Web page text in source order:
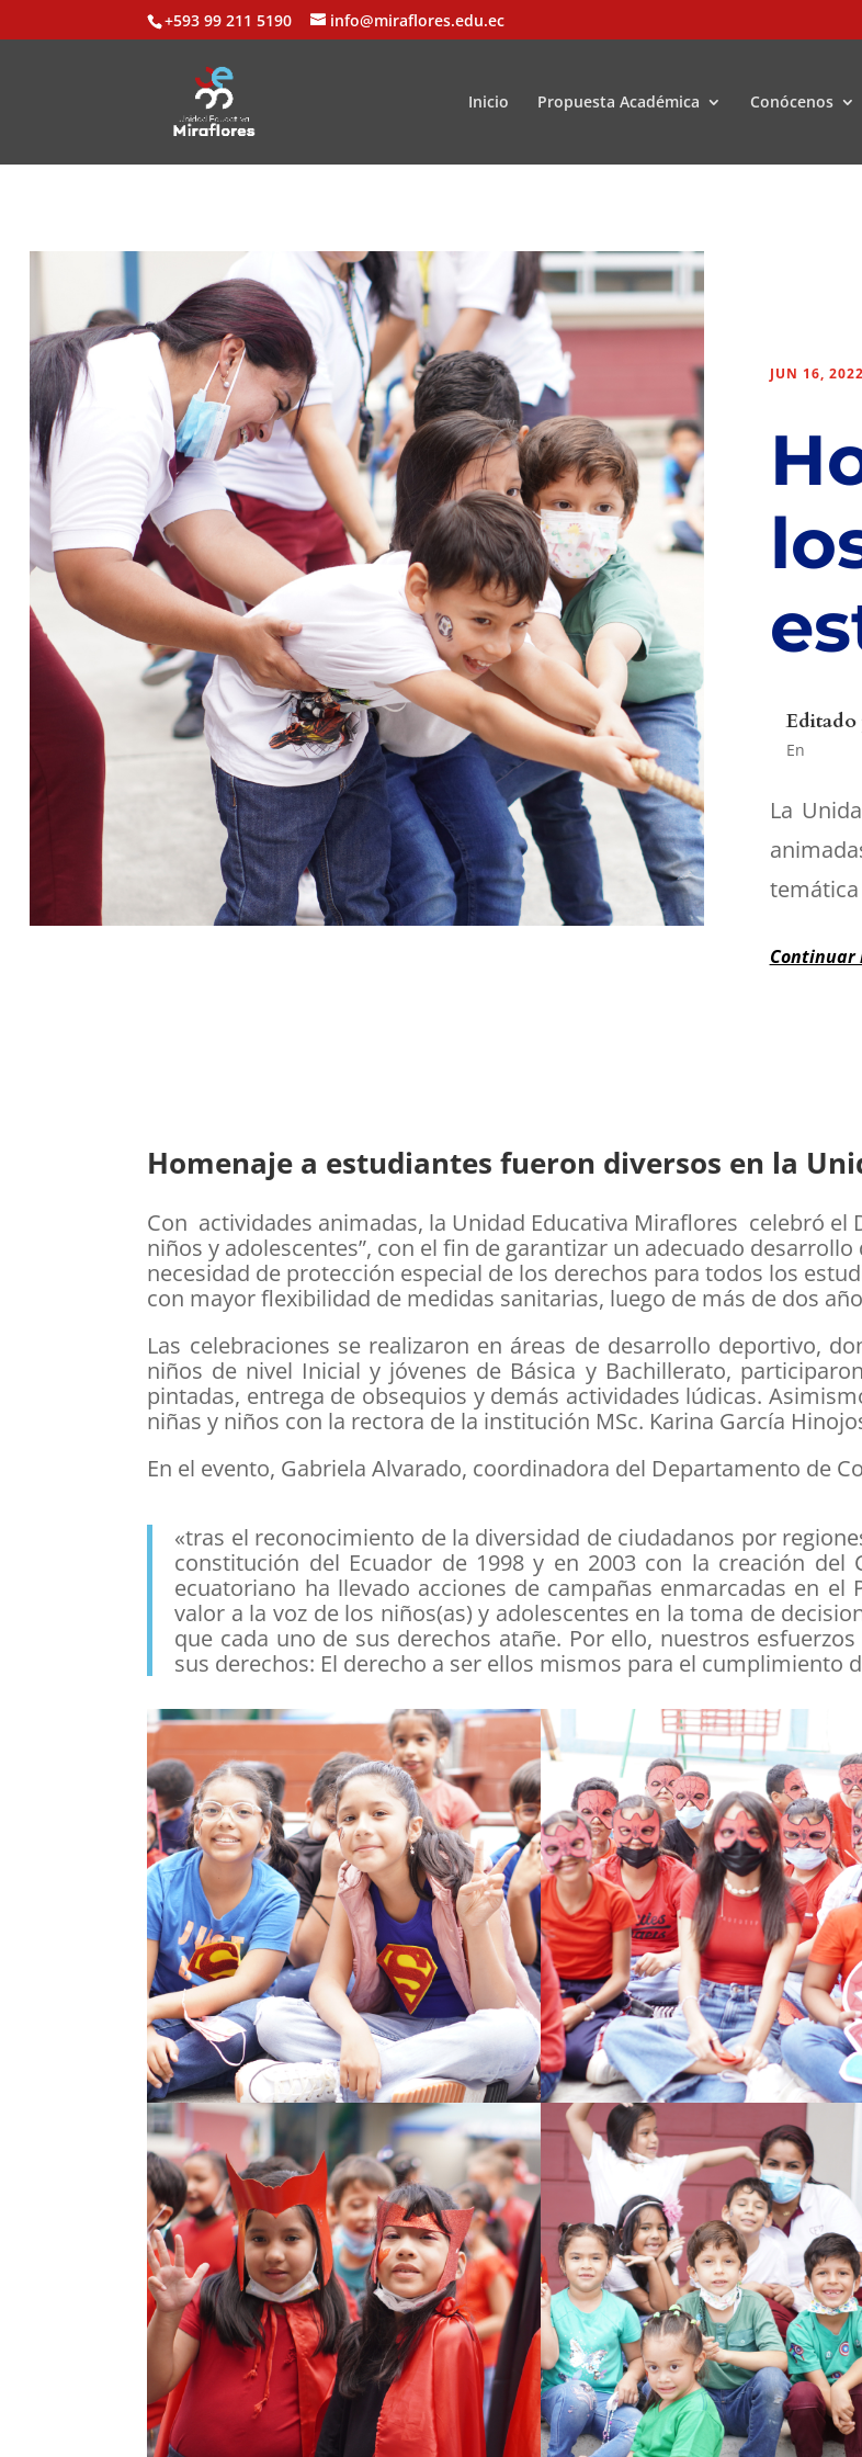
+593 99 211 5190 info@miraflores.edu.ec
Inicio Propuesta Académica Conócenos
JUN 16, 2022
En
La
Continuar
Homenaje a estudiantes fueron diversos en la
Con actividades animadas, la Unidad Educativa Miraflores celebró el
niños y adolescentes”, con el fin de garantizar un adecuado
necesidad de protección especial de los derechos para todos los
con mayor flexibilidad de medidas sanitarias, luego de más de dos
Las celebraciones se realizaron en áreas de desarrollo deportivo,
niños de nivel Inicial y jóvenes de Básica y Bachillerato,
pintadas, entrega de obsequios y demás actividades lúdicas.
niñas y niños con la rectora de la institución MSc. Karina García
En el evento, Gabriela Alvarado, coordinadora del Departamento de
«tras el reconocimiento de la diversidad de ciudadanos por
constitución del Ecuador de 1998 y en 2003 con la creación del
ecuatoriano ha llevado acciones de campañas enmarcadas en
valor a la voz de los niños(as) y adolescentes en la toma de
que cada uno de sus derechos atañe. Por ello, nuestros
sus derechos: El derecho a ser ellos mismos para el cumplimiento